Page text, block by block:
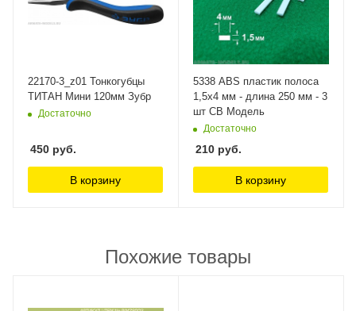
22170-3_z01 Тонкогубцы
ТИТАН Мини 120мм Зубр
Достаточно
450 руб.
В корзину
5338 ABS пластик полоса
1,5х4 мм - длина 250 мм - 3
шт СВ Модель
Достаточно
210 руб.
В корзину
Похожие товары